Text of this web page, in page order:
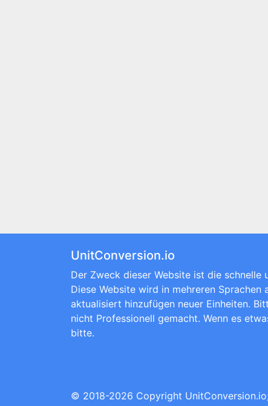
UnitConversion.io
Der Zweck dieser Website ist die
Diese Website wird in mehreren
aktualisiert hinzufügen neuer Einheiten.
nicht Professionell gemacht. Wenn es
bitte.
© 2018-2026 Copyright UnitConversion.io